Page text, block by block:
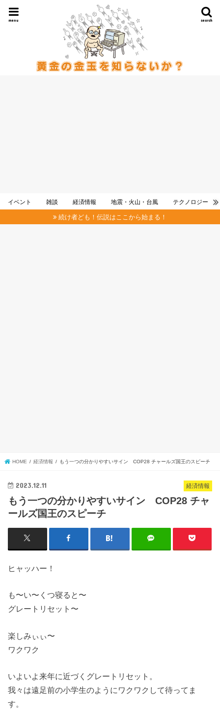
search
menu
イベント 雑談 経済情報 地震・火山・台風 テクノロジー
続け者ども！伝説はここから始まる！
HOME 経済情報 もう一つの分かりやすいサイン COP28 チャールズ国王のスピーチ
経済情報
2023.12.11
もう一つの分かりやすいサイン COP28 チャ
ールズ国王のスピーチ
ヒャッハー！
も〜い〜くつ寝ると〜
グレートリセット〜
楽しみぃぃ〜
ワクワク
いよいよ来年に近づくグレートリセット。
我々は遠足前の小学生のようにワクワクして待ってま
す。